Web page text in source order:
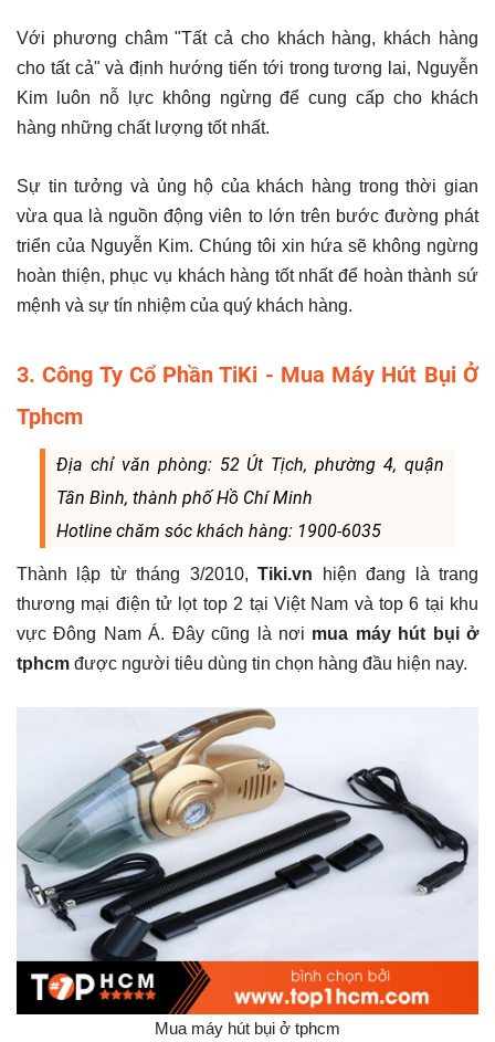
Với phương châm "Tất cả cho khách hàng, khách hàng
cho tất cả" và định hướng tiến tới trong tương lai, Nguyễn
Kim luôn nỗ lực không ngừng để cung cấp cho khách
hàng những chất lượng tốt nhất.
Sự tin tưởng và ủng hộ của khách hàng trong thời gian
vừa qua là nguồn động viên to lớn trên bước đường phát
triển của Nguyễn Kim. Chúng tôi xin hứa sẽ không ngừng
hoàn thiện, phục vụ khách hàng tốt nhất để hoàn thành sứ
mệnh và sự tín nhiệm của quý khách hàng.
3. Công Ty Cổ Phần TiKi - Mua Máy Hút Bụi Ở
Tphcm
Địa chỉ văn phòng: 52 Út Tịch, phường 4, quận
Tân Bình, thành phố Hồ Chí Minh
Hotline chăm sóc khách hàng: 1900-6035
Thành lập từ tháng 3/2010, Tiki.vn hiện đang là trang
thương mại điện tử lọt top 2 tại Việt Nam và top 6 tại khu
vực Đông Nam Á. Đây cũng là nơi mua máy hút bụi ở
tphcm được người tiêu dùng tin chọn hàng đầu hiện nay.
Mua máy hút bụi ở tphcm